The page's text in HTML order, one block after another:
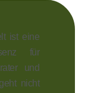
ist eine
für
und
nicht